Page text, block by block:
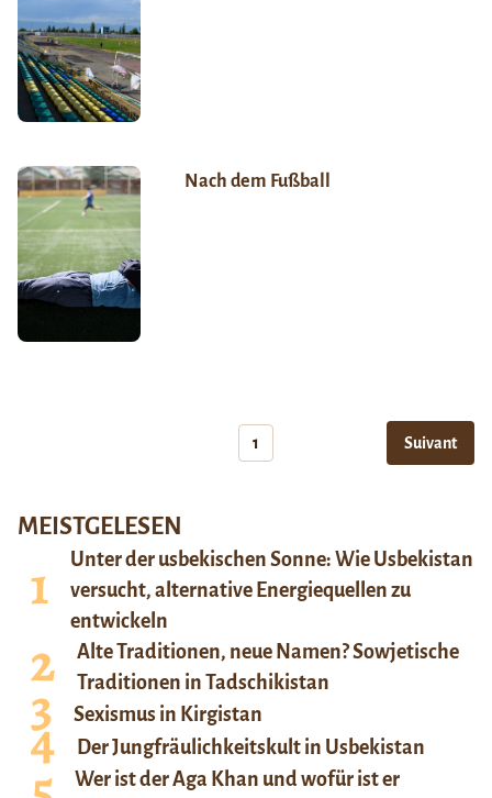
Nach dem Fußball
1 Suivant
MEISTGELESEN
Unter der usbekischen Sonne: Wie Usbekistan
versucht, alternative Energiequellen zu
entwickeln
Alte Traditionen, neue Namen? Sowjetische
Traditionen in Tadschikistan
Sexismus in Kirgistan
Der Jungfräulichkeitskult in Usbekistan
Wer ist der Aga Khan und wofür ist er